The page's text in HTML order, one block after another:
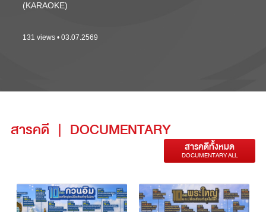
(KARAOKE)
131 views • 03.07.2569
สารคดี | DOCUMENTARY
สารคดีทั้งหมด
DOCUMENTARY ALL